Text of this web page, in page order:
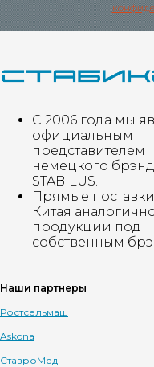
С 2006 года мы
официальным
представителем
немецкого
STABILUS.
Прямые
Китая
продукции под
собственным
Наши партнеры
Ростсельмаш
Askona
СтавроМед